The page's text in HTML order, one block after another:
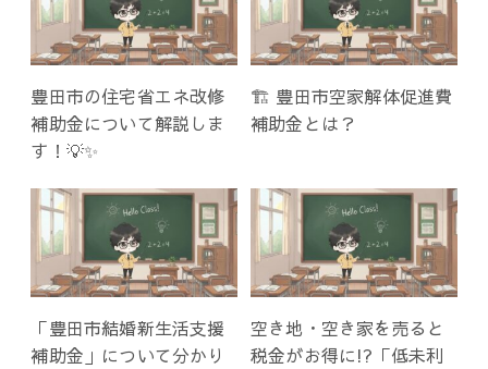
豊田市の住宅省エネ改修
補助金について解説しま
す！💡✨
🏗️ 豊田市空家解体促進費
補助金とは？
「豊田市結婚新生活支援
補助金」について分かり
空き地・空き家を売ると
税金がお得に!?「低未利